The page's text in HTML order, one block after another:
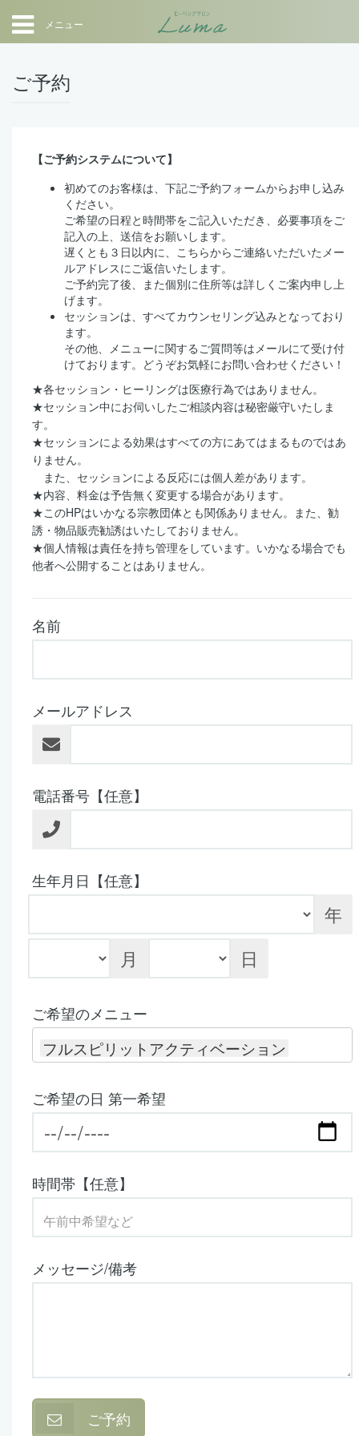
メニュー
ご予約
【ご予約システムについて】
初めてのお客様は、下記ご予約フォームからお申し込み
ください。
ご希望の日程と時間帯をご記入いただき、必要事項をご
記入の上、送信をお願いします。
遅くとも３日以内に、こちらからご連絡いただいたメー
ルアドレスにご返信いたします。
ご予約完了後、また個別に住所等は詳しくご案内申し上
げます。
セッションは、すべてカウンセリング込みとなっており
ます。
その他、メニューに関するご質問等はメールにて受け付
けております。どうぞお気軽にお問い合わせください！
★各セッション・ヒーリングは医療行為ではありません。
★セッション中にお伺いしたご相談内容は秘密厳守いたしま
す。
★セッションによる効果はすべての方にあてはまるものではあ
りません。
また、セッションによる反応には個人差があります。
★内容、料金は予告無く変更する場合があります。
★このHPはいかなる宗教団体とも関係ありません。また、勧
誘・物品販売勧誘はいたしておりません。
★個人情報は責任を持ち管理をしています。いかなる場合でも
他者へ公開することはありません。
名前
メールアドレス
電話番号【任意】
生年月日【任意】
年
月
日
ご希望のメニュー
フルスピリットアクティベーション
ご希望の日 第一希望
時間帯【任意】
メッセージ/備考
ご予約